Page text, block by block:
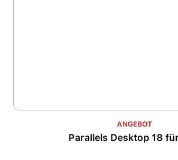
ANGEBOT
Parallels Desktop 18